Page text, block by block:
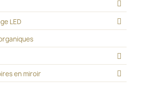
LED
en miroir